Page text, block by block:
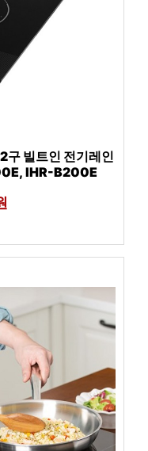
구 빌트인 전기레인
IHR-B200E